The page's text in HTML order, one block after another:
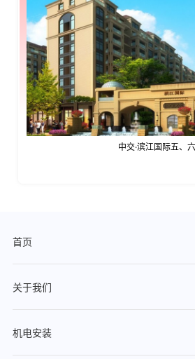
中交·滨江国际五、
首页
关于我们
机电安装